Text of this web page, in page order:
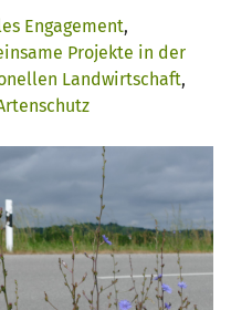
Engagement,
Projekte in der
Landwirtschaft,